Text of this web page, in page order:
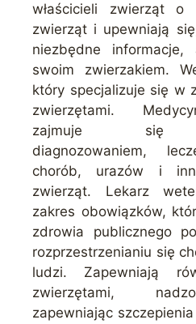
właścicieli zwierząt
zwierząt i upewniają
niezbędne
swoim zwierzakiem.
który specjalizuje się w
zwierzętami.
zajmuje się
diagnozowaniem,
chorób, urazów i
zwierząt. Lekarz
zakres obowiązków,
zdrowia publicznego
rozprzestrzenianiu się
ludzi. Zapewniają
zwierzętami,
zapewniając